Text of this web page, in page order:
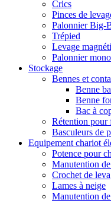
Crics
Pinces de
Palonnier Big-
Trépied
Levage
Palonnier
Stockage
Bennes et
Benne
Benne
Bac à
Rétention pour
Basculeurs de
Equipement chariot
Potence pour
Manutention
Crochet de
Lames à neige
Manutention